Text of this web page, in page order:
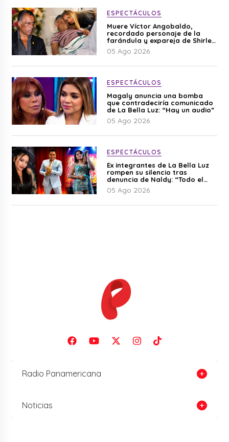
ESPECTÁCULOS
Muere Víctor Angobaldo,
recordado personaje de la
farándula y expareja de Shirley
Cherres
05 Ago 2026
ESPECTÁCULOS
Magaly anuncia una bomba
que contradeciría comunicado
de La Bella Luz: “Hay un audio”
05 Ago 2026
ESPECTÁCULOS
Ex integrantes de La Bella Luz
rompen su silencio tras
denuncia de Naldy: “Todo el
mundo lo sabía”
05 Ago 2026
Radio Panamericana
Noticias